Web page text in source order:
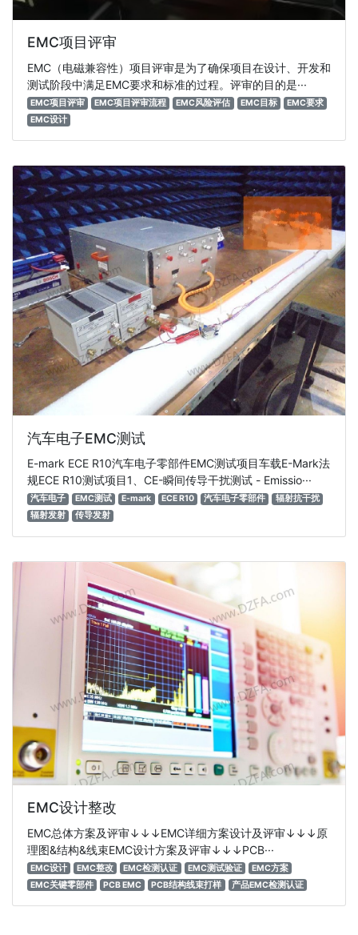
EMC项目评审
EMC（电磁兼容性）项目评审是为了确保项目在设计、开发和
测试阶段中满足EMC要求和标准的过程。评审的目的是···
EMC项目评审 EMC项目评审流程 EMC风险评估 EMC目标
EMC要求
EMC设计
汽车电子EMC测试
E-mark ECE R10汽车电子零部件EMC测试项目车载E-Mark法
规ECE R10测试项目1、CE-瞬间传导干扰测试 - Emissio···
汽车电子 EMC测试 E-mark ECE R10 汽车电子零部件
辐射抗干扰
辐射发射
传导发射
EMC设计整改
EMC总体方案及评审↓↓↓EMC详细方案设计及评审↓↓↓原
理图&结构&线束EMC设计方案及评审↓↓↓PCB···
EMC设计 EMC整改 EMC检测认证 EMC测试验证
EMC方案
EMC关键零部件
PCB EMC PCB结构线束打样 产品EMC检测认证